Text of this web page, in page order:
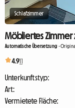
Schlafzimmer
Möbliertes Zimmer
Automatische Übersetzung -
4.911
Unterkunftstyp:
Art:
Vermietete Fläche: